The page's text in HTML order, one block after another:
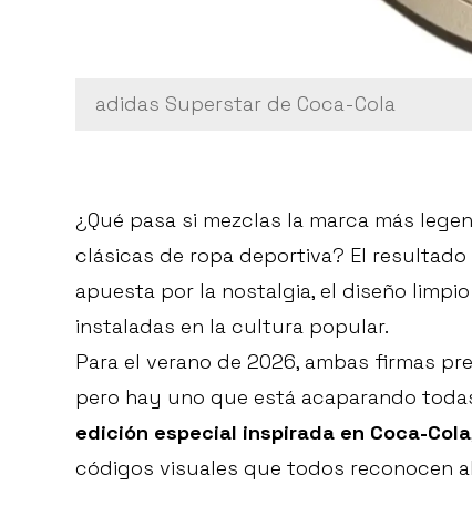
adidas Superstar de Coca-Cola
¿Qué pasa si mezclas la marca más
clásicas de ropa deportiva? El resultado
apuesta por la nostalgia, el diseño
instaladas en la cultura popular.
Para el verano de 2026, ambas firmas
pero hay uno que está acaparando
edición especial inspirada en Coca-Cola
códigos visuales que todos reconocen